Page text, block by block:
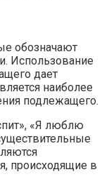
обозначают
Использование
дает
наиболее
подлежащего.
«Я люблю
происходящие в